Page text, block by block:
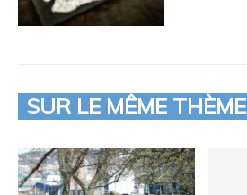
SUR LE MÊME THÈME